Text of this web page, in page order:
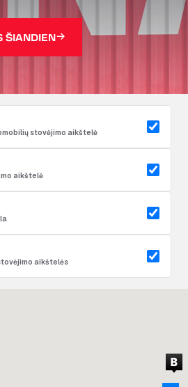
ŠIANDIEN
stovėjimo aikštelė
aikštelė
aikštelės